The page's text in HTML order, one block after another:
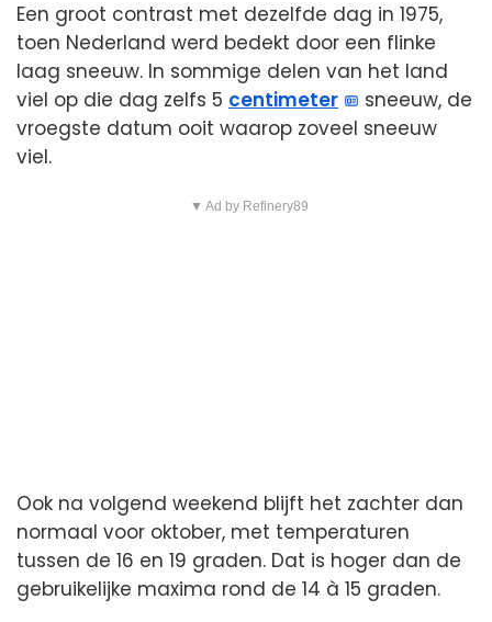
Een groot contrast met dezelfde dag in 1975,
toen Nederland werd bedekt door een flinke
laag sneeuw. In sommige delen van het land
viel op die dag zelfs 5 centimeter
sneeuw, de
vroegste datum ooit waarop zoveel sneeuw
viel.
▼ Ad by Refinery89
Ook na volgend weekend blijft het zachter dan
normaal voor oktober, met temperaturen
tussen de 16 en 19 graden. Dat is hoger dan de
gebruikelijke maxima rond de 14 à 15 graden.